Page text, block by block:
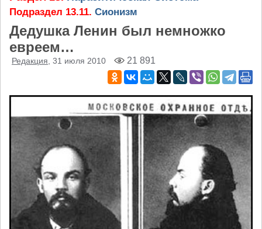
Подраздел 13.11. Сионизм
Дедушка Ленин был немножко
евреем…
Редакция , 31 июля 2010 21 891